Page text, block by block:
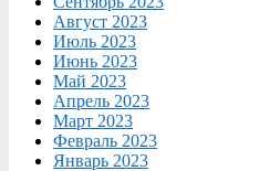
Август 2023
Июль 2023
Июнь 2023
Май 2023
Апрель 2023
Март 2023
Февраль 2023
Январь 2023